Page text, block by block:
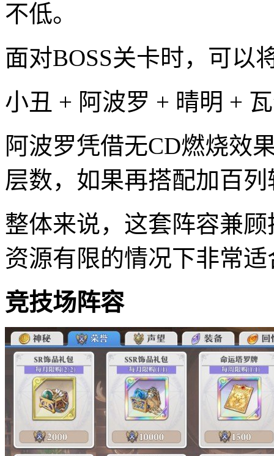
不低。
面对BOSS关卡时，可以
小丑 + 阿波罗 + 晴明 +
阿波罗凭借无CD燃烧效
层数，如果再搭配加百
整体来说，这套阵容兼
资源有限的情况下非常
竞技场阵容